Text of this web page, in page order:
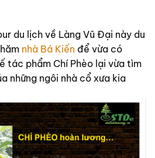
du lịch về Làng Vũ Đại này du
nhà Bá Kiến để vừa có
tác phẩm Chí Phèo lại vừa tìm
những ngôi nhà cổ xưa kia